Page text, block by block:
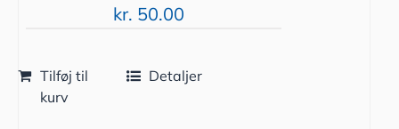
kr. 50.00
Tilføj til
kurv
Detaljer